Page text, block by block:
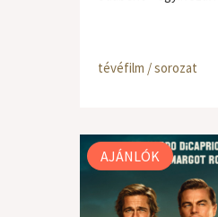
tévéfilm / sorozat
AJÁNLÓK